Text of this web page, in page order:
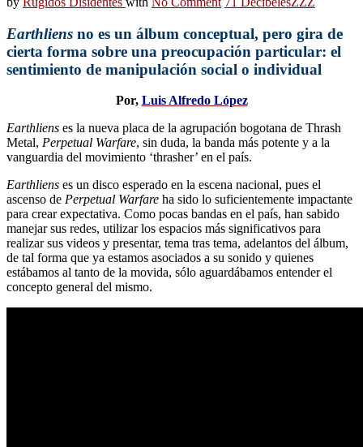
Earthliens no es un álbum conceptual, pero gira de
cierta forma sobre una preocupación particular: el
sentimiento de manipulación social o individual
Por, Luis Alfredo López
Earthliens es la nueva placa de la agrupación bogotana de Thrash
Metal, Perpetual Warfare, sin duda, la banda más potente y a la
vanguardia del movimiento ‘thrasher’ en el país.
Earthliens es un disco esperado en la escena nacional, pues el
ascenso de Perpetual Warfare ha sido lo suficientemente impactante
para crear expectativa. Como pocas bandas en el país, han sabido
manejar sus redes, utilizar los espacios más significativos para
realizar sus videos y presentar, tema tras tema, adelantos del álbum,
de tal forma que ya estamos asociados a su sonido y quienes
estábamos al tanto de la movida, sólo aguardábamos entender el
concepto general del mismo.